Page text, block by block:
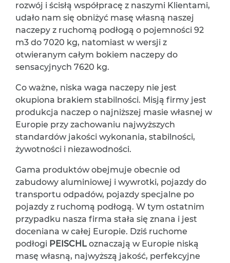
rozwój i ścisłą współpracę z naszymi Klientami,
udało nam się obniżyć masę własną naszej
naczepy z ruchomą podłogą o pojemności 92
m3 do 7020 kg, natomiast w wersji z
otwieranym całym bokiem naczepy do
sensacyjnych 7620 kg.
Co ważne, niska waga naczepy nie jest
okupiona brakiem stabilności. Misją firmy jest
produkcja naczep o najniższej masie własnej w
Europie przy zachowaniu najwyższych
standardów jakości wykonania, stabilności,
żywotności i niezawodności.
Gama produktów obejmuje obecnie od
zabudowy aluminiowej i wywrotki, pojazdy do
transportu odpadów, pojazdy specjalne po
pojazdy z ruchomą podłogą. W tym ostatnim
przypadku nasza firma stała się znana i jest
doceniana w całej Europie. Dziś ruchome
podłogi PEISCHL oznaczają w Europie niską
masę własną, najwyższą jakość, perfekcyjne